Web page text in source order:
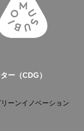
ー（CDG）
ーンイノベーション